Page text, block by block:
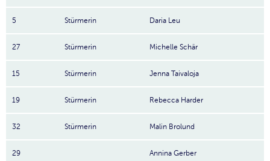
5 Stürmerin Daria Leu
27 Stürmerin Michelle Schär
15 Stürmerin Jenna Taivaloja
19 Stürmerin Rebecca Harder
32 Stürmerin Malin Brolund
29 Annina Gerber